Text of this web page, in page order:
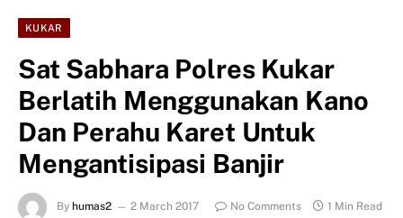
KUKAR
Sat Sabhara Polres Kukar
Berlatih Menggunakan Kano
Dan Perahu Karet Untuk
Mengantisipasi Banjir
By humas2 2 March 2017 No Comments 1 Min Read